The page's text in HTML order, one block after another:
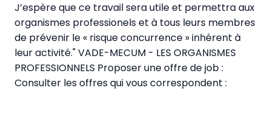
J’espère que ce travail sera utile et permettra aux
organismes professionels et à tous leurs membres
de prévenir le « risque concurrence » inhérent à
leur activité." VADE-MECUM - LES ORGANISMES
PROFESSIONNELS Proposer une offre de job :
Consulter les offres qui vous correspondent :